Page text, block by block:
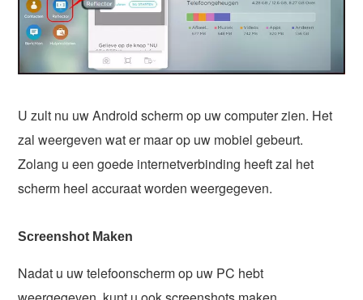
U zult nu uw Android scherm op uw computer zien. Het
zal weergeven wat er maar op uw mobiel gebeurt.
Zolang u een goede internetverbinding heeft zal het
scherm heel accuraat worden weergegeven.
Screenshot Maken
Nadat u uw telefoonscherm op uw PC hebt